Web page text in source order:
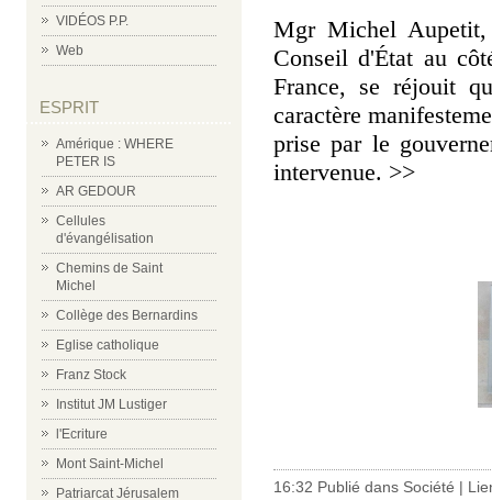
VIDÉOS P.P.
Web
ESPRIT
Amérique : WHERE
PETER IS
AR GEDOUR
Cellules
d'évangélisation
Chemins de Saint
Michel
Collège des Bernardins
Eglise catholique
Franz Stock
Institut JM Lustiger
l'Ecriture
Mont Saint-Michel
Patriarcat Jérusalem
Mgr Michel
Conseil d'État au
France, se réjouit
caractère
prise par le
intervenue. >>
16:32 Publié dans Société |